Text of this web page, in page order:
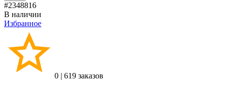
#2348816
В наличии
Избранное
0 | 619 заказов